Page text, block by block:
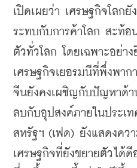
เปิดเผยว่า เศรษฐกิจโลก
ระทบกับการค้าโลก สะท้อ
ตัวทั่วโลก โดยเฉพาะอย่า
เศรษฐกิจเยอรมนีที่พึ่งพา
จีนยังคงเผชิญกับปัญหาด้
ลบกับอุปสงค์ภายในประเ
สหรัฐฯ (เฟด) ยังแสดงควา
เศรษฐกิจที่ยังขยายตัวได้